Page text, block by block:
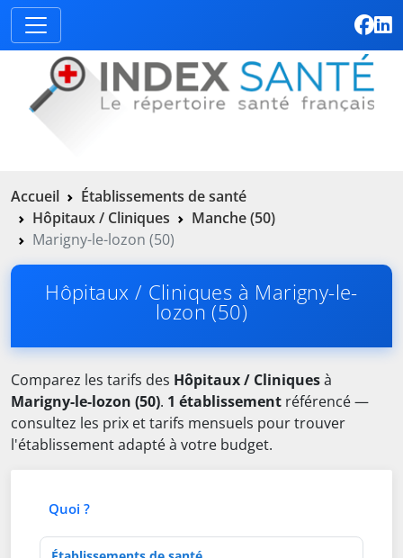
Accueil
Établissements de santé
Hôpitaux / Cliniques
Manche (50)
Marigny-le-lozon (50)
Hôpitaux / Cliniques à Marigny-le-
lozon (50)
Comparez les tarifs des Hôpitaux / Cliniquesà
Marigny-le-lozon (50). 1 établissement référencé —
consultez les prix et tarifs mensuels pour trouver
l'établissement adapté à votre budget.
Quoi ?
Type d'établissement